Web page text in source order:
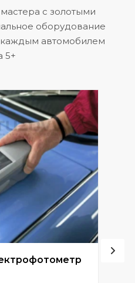
с золотыми
оборудование
автомобилем
5+